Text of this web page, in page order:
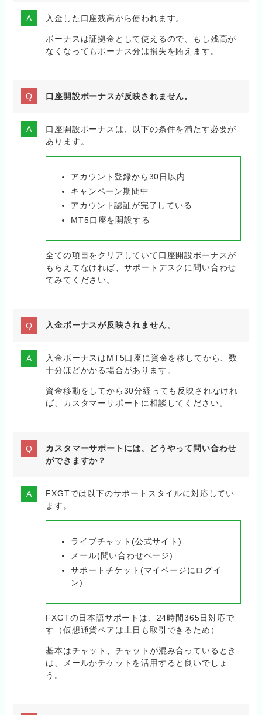
入金した口座残高から使われます。
ボーナスは証拠金として使えるので、もし残高が
なくなってもボーナス分は損失を賄えます。
口座開設ボーナスが反映されません。
口座開設ボーナスは、以下の条件を満たす必要が
あります。
アカウント登録から30日以内
キャンペーン期間中
アカウント認証が完了している
MT5口座を開設する
全ての項目をクリアしていて口座開設ボーナスが
もらえてなければ、サポートデスクに問い合わせ
てみてください。
入金ボーナスが反映されません。
入金ボーナスはMT5口座に資金を移してから、数
十分ほどかかる場合があります。
資金移動をしてから30分経っても反映されなけれ
ば、カスタマーサポートに相談してください。
カスタマーサポートには、どうやって問い合わせ
ができますか？
FXGTでは以下のサポートスタイルに対応してい
ます。
ライブチャット(公式サイト)
メール(問い合わせページ)
サポートチケット(マイページにログイ
ン)
FXGTの日本語サポートは、24時間365日対応で
す（仮想通貨ペアは土日も取引できるため）
基本はチャット、チャットが混み合っているとき
は、メールかチケットを活用すると良いでしょ
う。